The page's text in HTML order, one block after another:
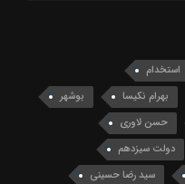
استخدام
بهرام نکیسا
بوشهر
حسن لاوری
دولت سیزدهم
سید رضا حسینی